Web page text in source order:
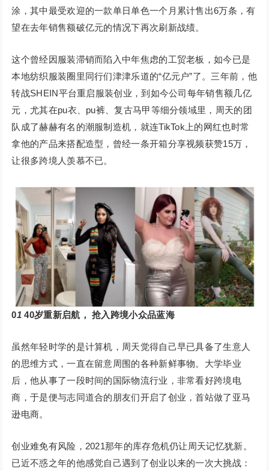
涂，其中最受欢迎的一款单日单色一个月累计售出6万条，有
望在去年销售额破亿元的情况下再次刷新战绩。
这个曾经因服装滞销而陷入中年焦虑的工贸老板，如今已是
本地纺织服装圈里同行们津津乐道的“亿元户”了。三年前，他
转战SHEIN平台重启服装创业，到如今公司每年销售额几亿
元，尤其在pu衣、pu裤、复古马甲等细分领域里，周天的团
队成了赫赫有名的潮服制造机，就连TikTok上的网红也时常
拿他的产品来搭配造型，曾经一条开箱分享视频获赞15万，
让很多跨境人羡慕不已。
01 40岁重新启航， 抢入跨境小众品蓝海
虽然年轻时学的是计算机，周天觉得自己早已具备了生意人
的思维方式，一直在留意周围的各种新鲜事物。大学毕业
后，他从事了一段时间的国际物流行业，非常看好跨境电
商，于是便与志同道合的朋友们开启了创业，首站做了亚马
逊电商。
创业难免有风险，2021那年的库存危机仍让周天记忆犹新。
已近不惑之年的他感觉自己遇到了创业以来的一次大挑战：